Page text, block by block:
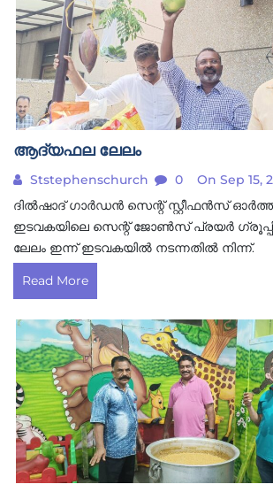
ആദ്യഫല ലേലം
Ststephenschurch 0
On Sep 15,
ദിൽഷാദ് ഗാർഡൻ സെന്റ് സ്റ്റീഫൻസ്
ഇടവകയിലെ സെന്റ് ജോൺസ് പ്രയർ
ലേലം ഇന്ന് ഇടവകയിൽ നടന്നതിൽ നിന്ന്.
Read More